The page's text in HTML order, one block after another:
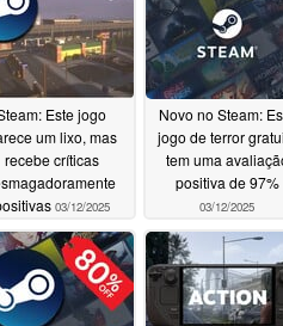
Este jogo
um lixo, mas
recebe críticas
03/12/2025
Novo no Steam:
jogo de terror
tem uma
positiva de 97%
03/12/2025